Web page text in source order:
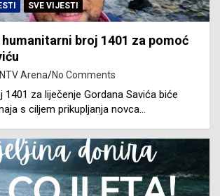
SVE VIJESTI
broj 1401 za pomoć
NTV Arena No Comments
1401 za liječenje Gordana Savića biće
s ciljem prikupljanja novca…